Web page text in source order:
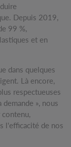
Depuis 2019,
99 %,
et en
dans quelques
Là encore,
respectueuses
», nous
l'efficacité de nos